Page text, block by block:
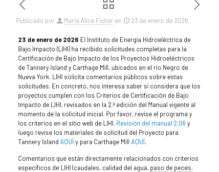
Publicado por María Alice Fisher en 23 de enero de 2026
23 de enero de 2026 El Instituto de Energía Hidroeléctrica de
Bajo Impacto (LIHI) ha recibido solicitudes completas para la
Certificación de Bajo Impacto de los Proyectos Hidroeléctricos
de Tannery Island y Carthage Mill, ubicados en el río Negro de
Nueva York. LIHI solicita comentarios públicos sobre estas
solicitudes. En concreto, nos interesa saber si considera que los
proyectos cumplen con los Criterios de Certificación de Bajo
Impacto de LIHI, revisados en la 2.ª edición del Manual vigente al
momento de la solicitud inicial. Por favor, revise el programa y
los criterios en el sitio web de LIHI. Revisión del manual 2.06 y
luego revise los materiales de solicitud del Proyecto para
Tannery Island AQUÍ y para Carthage Mill AQUÍ.
Comentarios que están directamente relacionados con criterios
específicos de LIHI (caudales, calidad del agua, paso de peces,